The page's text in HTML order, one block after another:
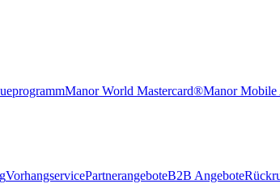
Manor World Mastercard®Manor Mobile
VorhangservicePartnerangeboteB2B Angebote